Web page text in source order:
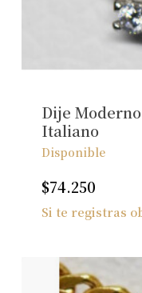
No
Dije
Italiano
Disponible
$74.250
Si te registras